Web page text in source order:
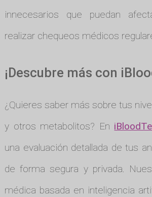
innecesarios que puedan
realizar chequeos médicos
¡Descubre más con
¿Quieres saber más sobre tus
y otros metabolitos? En
una evaluación detallada de tus
de forma segura y privada.
médica basada en inteligencia